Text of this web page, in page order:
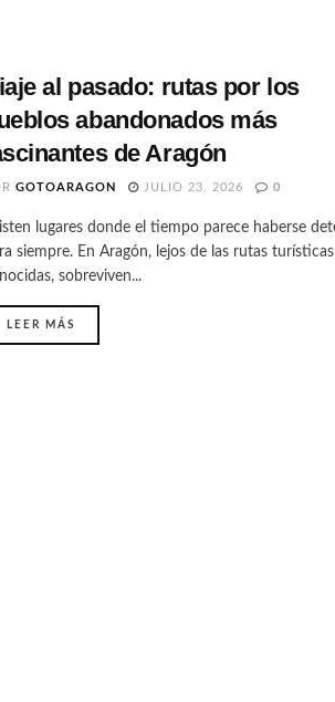
al pasado: rutas por los
abandonados más
de Aragón
GOTOARAGON JULIO 23, 2026 0
lugares donde el tiempo parece haberse
siempre. En Aragón, lejos de las rutas
sobreviven...
LEER MÁS